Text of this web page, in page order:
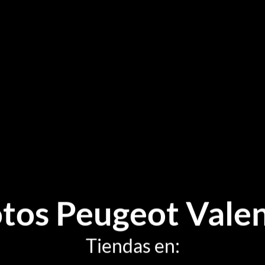
Peugeot
Tiendas en: